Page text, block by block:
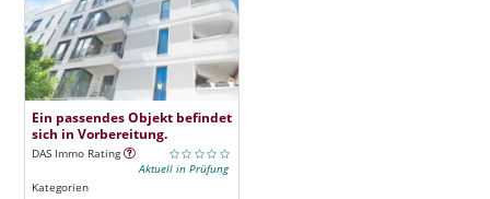
Ein passendes Objekt befindet
sich in Vorbereitung.
DAS Immo Rating
Aktuell in Prüfung
Kategorien